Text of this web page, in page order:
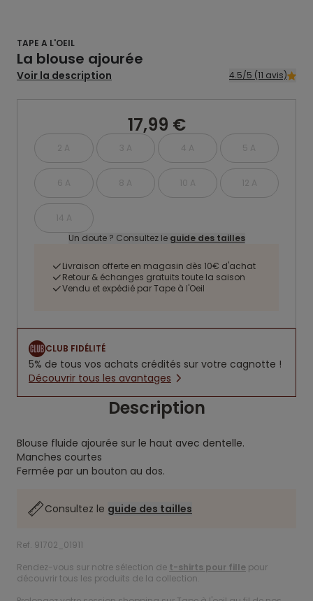
TAPE A L'OEIL
La blouse ajourée
Voir la description 4.5/5 (11 avis)
17,99 €
2 A 3 A 4 A 5 A
6 A 8 A 10 A 12 A
14 A
Un doute ? Consultez le guide des tailles
Livraison offerte en magasin dès 10€ d'achat
Retour & échanges gratuits toute la saison
Vendu et expédié par Tape à l'Oeil
CLUB FIDÉLITÉ
5% de tous vos achats crédités sur votre cagnotte !
Découvrir tous les avantages
Description
Blouse fluide ajourée sur le haut avec dentelle.
Manches courtes
Fermée par un bouton au dos.
Consultez le guide des tailles
Ref. 91702_01911
Rendez-vous sur notre sélection de t-shirts pour fille pour
découvrir tous les produits de la collection.